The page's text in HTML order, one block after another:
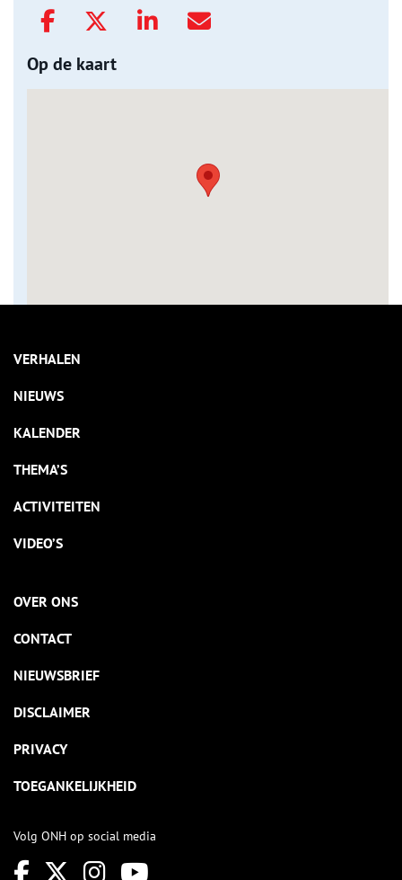
Op de kaart
VERHALEN
NIEUWS
KALENDER
THEMA’S
ACTIVITEITEN
VIDEO’S
OVER ONS
CONTACT
NIEUWSBRIEF
DISCLAIMER
PRIVACY
TOEGANKELIJKHEID
Volg ONH op social media